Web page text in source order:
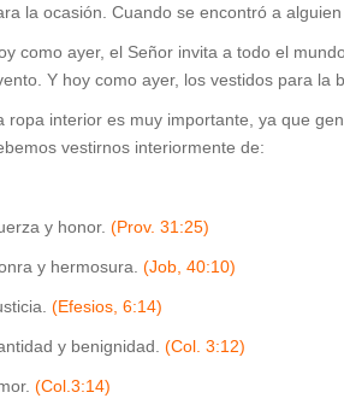
la ocasión. Cuando se encontró a
como ayer, el Señor invita a todo el
Y hoy como ayer, los vestidos para la
ropa interior es muy importante, ya que
vestirnos interiormente de:
y honor. (Prov. 31:25)
y hermosura. (Job, 40:10)
(Efesios, 6:14)
y benignidad. (Col. 3:12)
(Col.3:14)